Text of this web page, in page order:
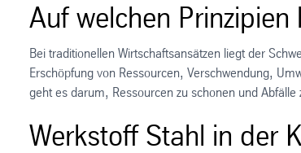
Auf welchen
Bei traditionellen Wirtschaftsansätzen liegt der
Erschöpfung von Ressourcen, Verschwendung,
geht es darum, Ressourcen zu schonen und
Werkstoff Stahl in der